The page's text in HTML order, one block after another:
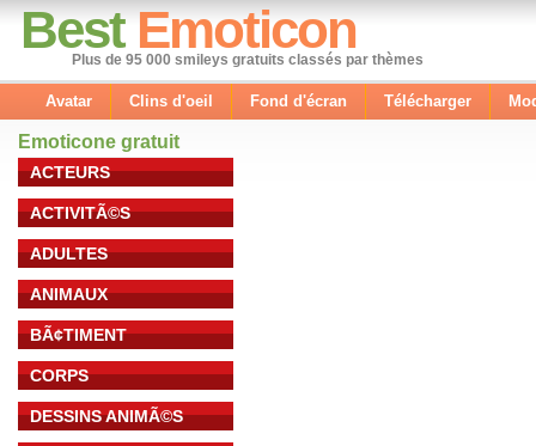
Best Emoticon
Plus de 95 000 smileys gratuits classés par thèmes
Avatar Clins d'oeil Fond d'écran Télécharger
Emoticone gratuit
ACTEURS
ACTIVITÃ©S
ADULTES
ANIMAUX
BÃ¢TIMENT
CORPS
DESSINS ANIMÃ©S